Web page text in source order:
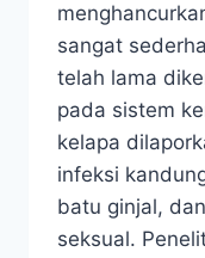
sangat
telah lama
pada sistem
kelapa
infeksi
batu ginjal,
seksual.